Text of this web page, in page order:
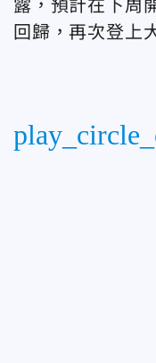
露，預計在下周
回歸，再次登上